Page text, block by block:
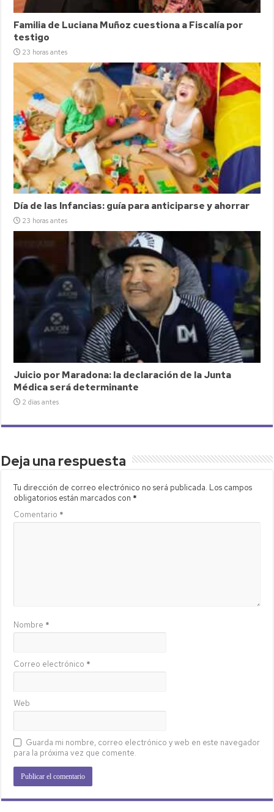
Familia de Luciana Muñoz cuestiona a Fiscalía por
testigo
23 horas antes
Día de las Infancias: guía para anticiparse y ahorrar
23 horas antes
Juicio por Maradona: la declaración de la Junta
Médica será determinante
2 días antes
Deja una respuesta
Tu dirección de correo electrónico no será publicada. Los campos
obligatorios están marcados con *
Comentario *
Nombre *
Correo electrónico *
Web
Guarda mi nombre, correo electrónico y web en este navegador
para la próxima vez que comente.